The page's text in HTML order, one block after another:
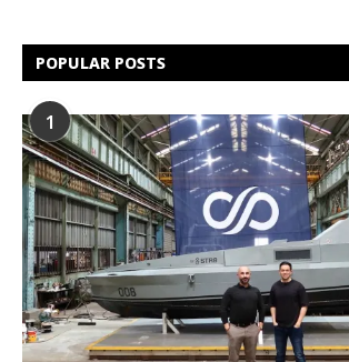
POPULAR POSTS
1